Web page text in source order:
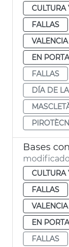
CULTURA
FALLAS
VALENCIA
EN
FALLAS
DÍA DE
Bases
CULTURA
FALLAS
VALENCIA
EN
FALLAS